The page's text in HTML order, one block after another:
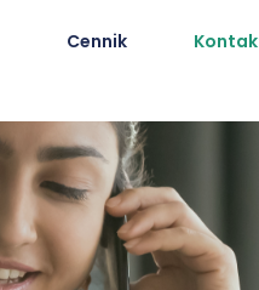
Cennik